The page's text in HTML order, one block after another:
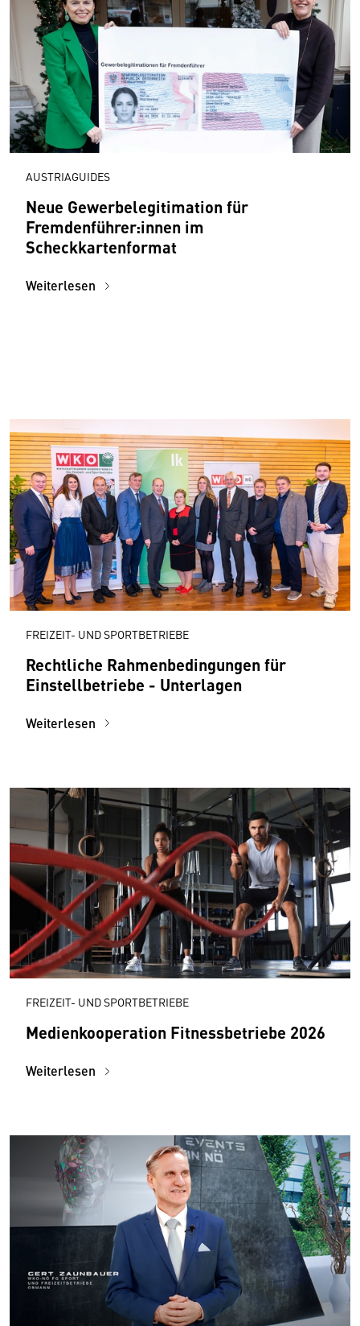
AUSTRIAGUIDES
Neue Gewerbelegitimation für
Fremdenführer:innen im
Scheckkartenformat
Weiterlesen
FREIZEIT- UND SPORTBETRIEBE
Rechtliche Rahmenbedingungen für
Einstellbetriebe - Unterlagen
Weiterlesen
FREIZEIT- UND SPORTBETRIEBE
Medienkooperation Fitnessbetriebe 2026
Weiterlesen